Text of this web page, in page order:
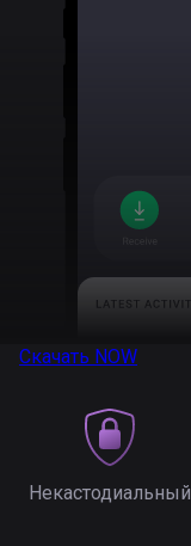
Скачать NOW
Некастодиальный